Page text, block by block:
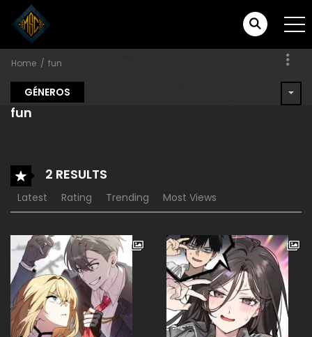
Home fun
GÉNEROS
fun
2 RESULTS
Latest Rating Trending Most Views